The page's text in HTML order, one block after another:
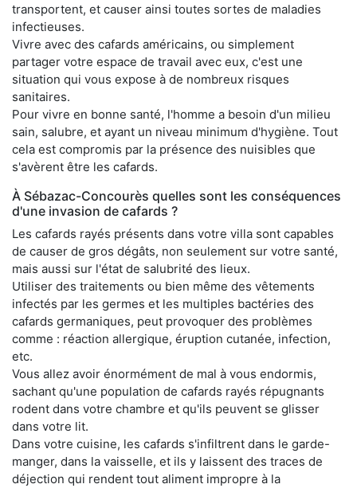
transportent, et causer ainsi toutes sortes de maladies
infectieuses.
Vivre avec des cafards américains, ou simplement
partager votre espace de travail avec eux, c'est une
situation qui vous expose à de nombreux risques
sanitaires.
Pour vivre en bonne santé, l'homme a besoin d'un milieu
sain, salubre, et ayant un niveau minimum d'hygiène. Tout
cela est compromis par la présence des nuisibles que
s'avèrent être les cafards.
À Sébazac-Concourès quelles sont les conséquences
d'une invasion de cafards ?
Les cafards rayés présents dans votre villa sont capables
de causer de gros dégâts, non seulement sur votre santé,
mais aussi sur l'état de salubrité des lieux.
Utiliser des traitements ou bien même des vêtements
infectés par les germes et les multiples bactéries des
cafards germaniques, peut provoquer des problèmes
comme : réaction allergique, éruption cutanée, infection,
etc.
Vous allez avoir énormément de mal à vous endormis,
sachant qu'une population de cafards rayés répugnants
rodent dans votre chambre et qu'ils peuvent se glisser
dans votre lit.
Dans votre cuisine, les cafards s'infiltrent dans le garde-
manger, dans la vaisselle, et ils y laissent des traces de
déjection qui rendent tout aliment impropre à la